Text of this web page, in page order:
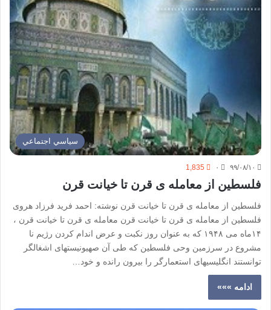
سياسي اجتماعي
۹۹/۰۸/۱۰ ۰ 1,835
فلسطین از معامله ی قرن تا خیانت قرن
فلسطین از معامله ­ی قرن تا خیانت قرن نوشته: احمد فرید فرزاد هروی
فلسطین از معامله ­ی قرن تا خیانت قرن معامله ­ی قرن تا خیانت قرن ،
۱۴ماه می ۱۹۴۸ که به عنوان روز نکبت و عرض اندام کردن رژیم نا
مشروع در سرزمین وحی فلسطین که طی آن صهیونیست­های اشغالگر
توانستند انگلیسی­های استعمارگر را بیرون رانده و خود…
ادامه »»»